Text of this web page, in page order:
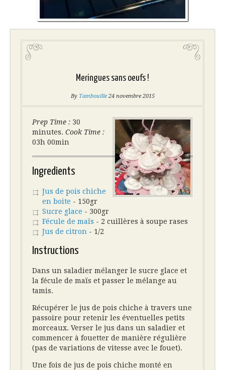
Meringues sans oeufs !
By Tambouille 24 novembre 2015
Prep Time : 30
minutes. Cook Time :
03h 00min
Ingredients
Jus de pois chiche
en boite - 150gr
Sucre glace - 300gr
Fécule de maïs - 2 cuillères à soupe rases
Jus de citron - 1/2
Instructions
Dans un saladier mélanger le sucre glace et
la fécule de maïs et passer le mélange au
tamis.
Récupérer le jus de pois chiche à travers une
passoire pour retenir les éventuelles petits
morceaux. Verser le jus dans un saladier et
commencer à fouetter de manière régulière
(pas de variations de vitesse avec le fouet).
Une fois de jus de pois chiche monté en